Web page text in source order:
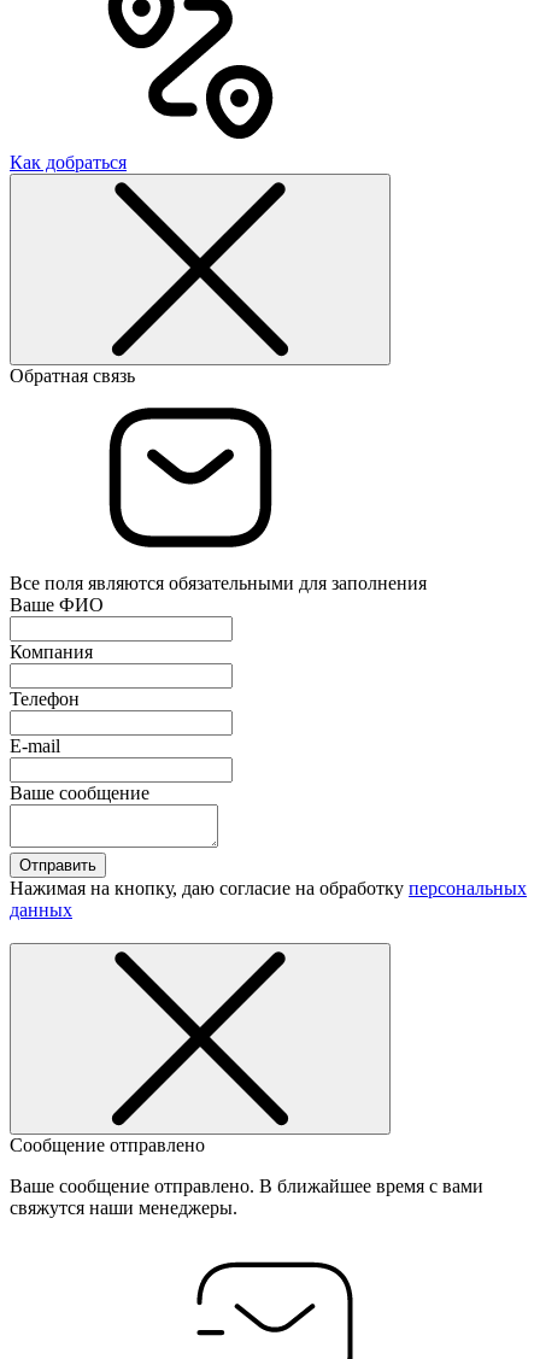
Как добраться
Обратная связь
Все поля являются обязательными для заполнения
Ваше ФИО
Компания
Телефон
E-mail
Ваше сообщение
Отправить
Нажимая на кнопку, даю согласие на обработку персональных
данных
Сообщение отправлено
Ваше сообщение отправлено. В ближайшее время с вами
свяжутся наши менеджеры.